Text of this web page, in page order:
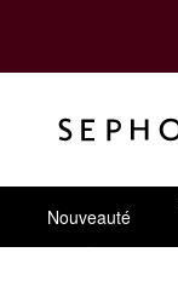
Nouveauté